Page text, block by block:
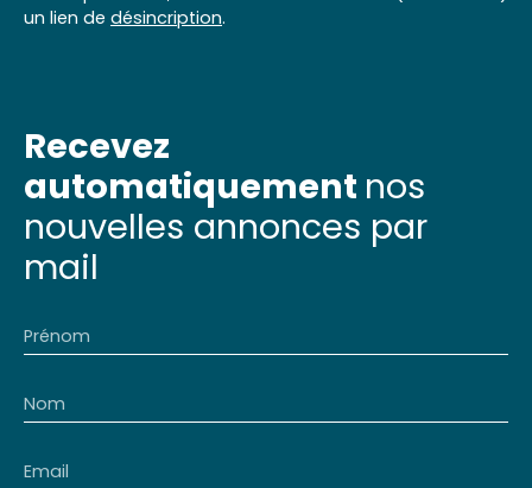
un lien de désincription.
Recevez
automatiquement nos
nouvelles annonces par
mail
Prénom
Nom
Email